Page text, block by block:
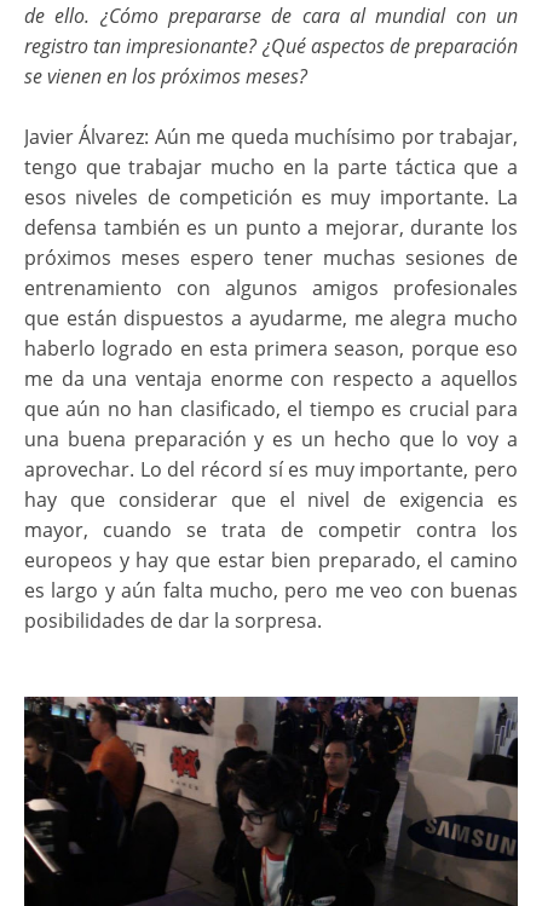
de ello. ¿Cómo prepararse de cara al mundial con un
registro tan impresionante? ¿Qué aspectos de preparación
se vienen en los próximos meses?
Javier Álvarez: Aún me queda muchísimo por trabajar,
tengo que trabajar mucho en la parte táctica que a
esos niveles de competición es muy importante. La
defensa también es un punto a mejorar, durante los
próximos meses espero tener muchas sesiones de
entrenamiento con algunos amigos profesionales
que están dispuestos a ayudarme, me alegra mucho
haberlo logrado en esta primera season, porque eso
me da una ventaja enorme con respecto a aquellos
que aún no han clasificado, el tiempo es crucial para
una buena preparación y es un hecho que lo voy a
aprovechar. Lo del récord sí es muy importante, pero
hay que considerar que el nivel de exigencia es
mayor, cuando se trata de competir contra los
europeos y hay que estar bien preparado, el camino
es largo y aún falta mucho, pero me veo con buenas
posibilidades de dar la sorpresa.